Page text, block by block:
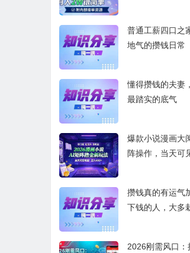
普通工薪四口之
地气的攒钱日常
懂得攒钱的夫妻
最踏实的底气
爆款小说漫画大
阵操作，当天可
攒钱真的有运气
下钱的人，大多
2026刚需风口：